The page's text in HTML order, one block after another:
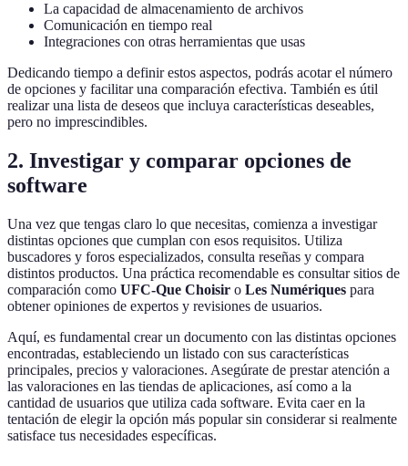
La capacidad de almacenamiento de archivos
Comunicación en tiempo real
Integraciones con otras herramientas que usas
Dedicando tiempo a definir estos aspectos, podrás acotar el número
de opciones y facilitar una comparación efectiva. También es útil
realizar una lista de deseos que incluya características deseables,
pero no imprescindibles.
2. Investigar y comparar opciones de
software
Una vez que tengas claro lo que necesitas, comienza a investigar
distintas opciones que cumplan con esos requisitos. Utiliza
buscadores y foros especializados, consulta reseñas y compara
distintos productos. Una práctica recomendable es consultar sitios de
comparación como UFC-Que Choisir o Les Numériques para
obtener opiniones de expertos y revisiones de usuarios.
Aquí, es fundamental crear un documento con las distintas opciones
encontradas, estableciendo un listado con sus características
principales, precios y valoraciones. Asegúrate de prestar atención a
las valoraciones en las tiendas de aplicaciones, así como a la
cantidad de usuarios que utiliza cada software. Evita caer en la
tentación de elegir la opción más popular sin considerar si realmente
satisface tus necesidades específicas.